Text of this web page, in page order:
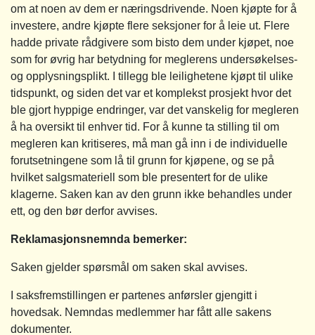
om at noen av dem er næringsdrivende. Noen kjøpte for å
investere, andre kjøpte flere seksjoner for å leie ut. Flere
hadde private rådgivere som bisto dem under kjøpet, noe
som for øvrig har betydning for meglerens undersøkelses-
og opplysningsplikt. I tillegg ble leilighetene kjøpt til ulike
tidspunkt, og siden det var et komplekst prosjekt hvor det
ble gjort hyppige endringer, var det vanskelig for megleren
å ha oversikt til enhver tid. For å kunne ta stilling til om
megleren kan kritiseres, må man gå inn i de individuelle
forutsetningene som lå til grunn for kjøpene, og se på
hvilket salgsmateriell som ble presentert for de ulike
klagerne. Saken kan av den grunn ikke behandles under
ett, og den bør derfor avvises.
Reklamasjonsnemnda bemerker:
Saken gjelder spørsmål om saken skal avvises.
I saksfremstillingen er partenes anførsler gjengitt i
hovedsak. Nemndas medlemmer har fått alle sakens
dokumenter.